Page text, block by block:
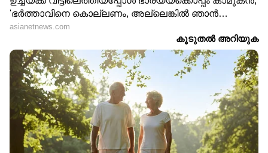
സ്ത്രീത്വത്തിനെ എന്തിന് 10 വയസ്സായ എന്റെ
പാവം മകളെ കുറിച്ച് പോലും ഇല്ലാ കഥകൾ
മീഡിയയോട് ആവർത്തിച്ചത് തന്നെ
ആവർത്തിച്ചുകൊണ്ട് നിർത്തട്ടെ അൻസിബ
വിചാരിച്ചാൽ തകർന്നു പോകുന്ന ആൾ അല്ല
ലക്ഷ്മിപ്രിയ. സത്യത്തിനും ധർമ്മത്തിനും